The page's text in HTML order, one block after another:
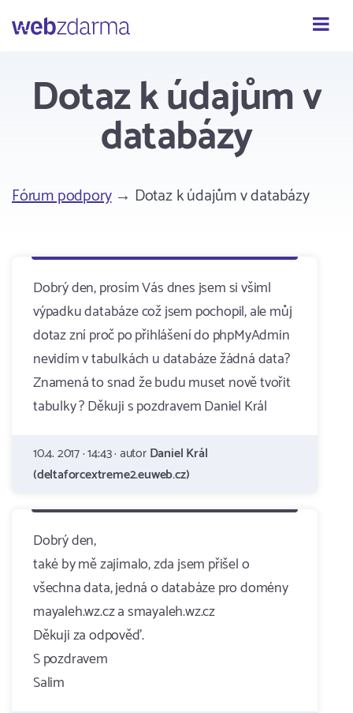
Webzdarma
Dotaz k údajům v
databázy
Fórum podpory→ Dotaz k údajům v databázy
Dobrý den, prosím Vás dnes jsem si všiml
výpadku databáze což jsem pochopil, ale můj
dotaz zní proč po přihlášení do phpMyAdmin
nevidím v tabulkách u databáze žádná data?
Znamená to snad že budu muset nově tvořit
tabulky ? Děkuji s pozdravem Daniel Král
10.4. 2017 · 14:43 · autorDaniel Král
(deltaforcextreme2.euweb.cz)
Dobrý den,
také by mě zajímalo, zda jsem přišel o
všechna data, jedná o databáze pro domény
mayaleh.wz.cz a smayaleh.wz.cz
Děkuji za odpověď.
S pozdravem
Salim